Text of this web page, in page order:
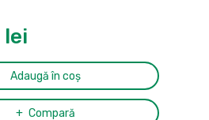
lei
Adaugă în coș
Compară